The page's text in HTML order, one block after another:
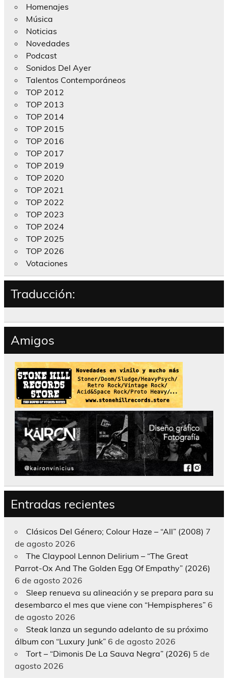
Homenajes
Música
Noticias
Novedades
Podcast
Sonidos Del Ayer
Talentos Contemporáneos
TOP 2012
TOP 2013
TOP 2014
TOP 2015
TOP 2016
TOP 2017
TOP 2019
TOP 2020
TOP 2021
TOP 2022
TOP 2023
TOP 2024
TOP 2025
TOP 2026
Votaciones
Traducción:
Amigos
Entradas recientes
Clásicos Del Género; Colour Haze – “All” (2008) 7
de agosto 2026
The Claypool Lennon Delirium – “The Great
Parrot-Ox And The Golden Egg Of Empathy” (2026)
6 de agosto 2026
Sleep renueva su alineación y se prepara para su
desembarco el mes que viene con “Hempispheres” 6
de agosto 2026
Steak lanza un segundo adelanto de su próximo
álbum con “Luxury Junk” 6 de agosto 2026
Tort – “Dimonis De La Sauva Negra” (2026) 5 de
agosto 2026